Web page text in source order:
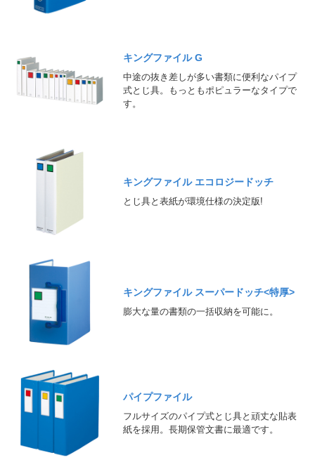
キングファイル G
中途の抜き差しが多い書類に便利なパイプ
式とじ具。もっともポピュラーなタイプで
す。
キングファイル エコロジードッチ
とじ具と表紙が環境仕様の決定版!
キングファイル スーパードッチ<特厚>
膨大な量の書類の一括収納を可能に。
パイプファイル
フルサイズのパイプ式とじ具と頑丈な貼表
紙を採用。長期保管文書に最適です。